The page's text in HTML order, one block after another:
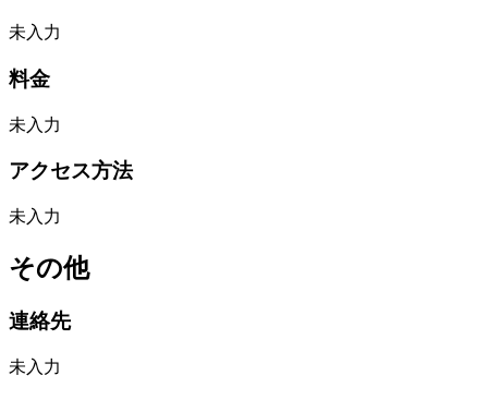
未入力
料金
未入力
アクセス方法
未入力
その他
連絡先
未入力